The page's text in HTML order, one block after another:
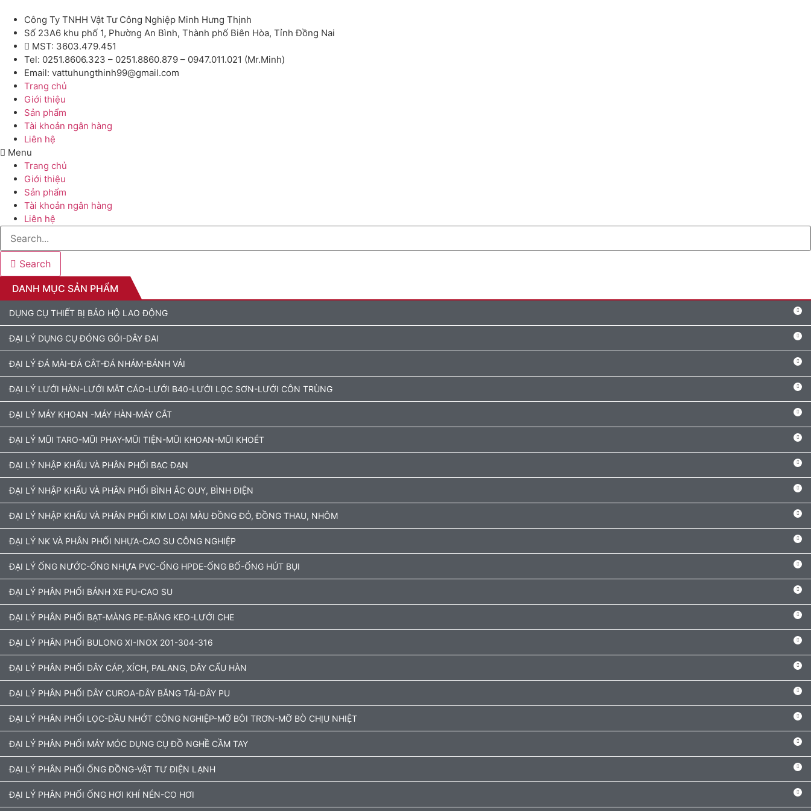
Công Ty TNHH Vật Tư Công Nghiệp Minh Hưng Thịnh
Số 23A6 khu phố 1, Phường An Bình, Thành phố Biên Hòa, Tỉnh Đồng Nai
MST: 3603.479.451
Tel: 0251.8606.323 – 0251.8860.879 – 0947.011.021 (Mr.Minh)
Email: vattuhungthinh99@gmail.com
Trang chủ
Giới thiệu
Sản phẩm
Tài khoản ngân hàng
Liên hệ
Menu
Trang chủ
Giới thiệu
Sản phẩm
Tài khoản ngân hàng
Liên hệ
Search
DANH MỤC SẢN PHẨM
DỤNG CỤ THIẾT BỊ BẢO HỘ LAO ĐỘNG
ĐẠI LÝ DỤNG CỤ ĐÓNG GÓI-DÂY ĐAI
ĐẠI LÝ ĐÁ MÀI-ĐÁ CẮT-ĐÁ NHÁM-BÁNH VẢI
ĐẠI LÝ LƯỚI HÀN-LƯỚI MẮT CÁO-LƯỚI B40-LƯỚI LỌC SƠN-LƯỚI CÔN TRÙNG
ĐẠI LÝ MÁY KHOAN -MÁY HÀN-MÁY CẮT
ĐẠI LÝ MŨI TARO-MŨI PHAY-MŨI TIỆN-MŨI KHOAN-MŨI KHOÉT
ĐẠI LÝ NHẬP KHẨU VÀ PHÂN PHỐI BẠC ĐẠN
ĐẠI LÝ NHẬP KHẨU VÀ PHÂN PHỐI BÌNH ẮC QUY, BÌNH ĐIỆN
ĐẠI LÝ NHẬP KHẨU VÀ PHÂN PHỐI KIM LOẠI MÀU ĐỒNG ĐỎ, ĐỒNG THAU, NHÔM
ĐẠI LÝ NK VÀ PHÂN PHỐI NHỰA-CAO SU CÔNG NGHIỆP
ĐẠI LÝ ỐNG NƯỚC-ỐNG NHỰA PVC-ỐNG HPDE-ỐNG BỐ-ỐNG HÚT BỤI
ĐẠI LÝ PHÂN PHỐI BÁNH XE PU-CAO SU
ĐẠI LÝ PHÂN PHỐI BẠT-MÀNG PE-BĂNG KEO-LƯỚI CHE
ĐẠI LÝ PHÂN PHỐI BULONG XI-INOX 201-304-316
ĐẠI LÝ PHÂN PHỐI DÂY CÁP, XÍCH, PALANG, DÂY CẨU HÀN
ĐẠI LÝ PHÂN PHỐI DÂY CUROA-DÂY BĂNG TẢI-DÂY PU
ĐẠI LÝ PHÂN PHỐI LỌC-DẦU NHỚT CÔNG NGHIỆP-MỠ BÔI TRƠN-MỠ BÒ CHỊU NHIỆT
ĐẠI LÝ PHÂN PHỐI MÁY MÓC DỤNG CỤ ĐỒ NGHỀ CẦM TAY
ĐẠI LÝ PHÂN PHỐI ỐNG ĐỒNG-VẬT TƯ ĐIỆN LẠNH
ĐẠI LÝ PHÂN PHỐI ỐNG HƠI KHÍ NÉN-CO HƠI